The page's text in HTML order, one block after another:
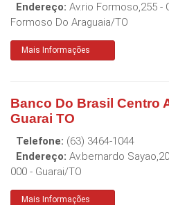
Endereço: Av.rio Formoso,255 -
Formoso Do Araguaia/TO
Mais Informações
Banco Do Brasil Centro
Guarai TO
Telefone: (63) 3464-1044
Endereço: Av.bernardo
000 - Guarai/TO
Mais Informações